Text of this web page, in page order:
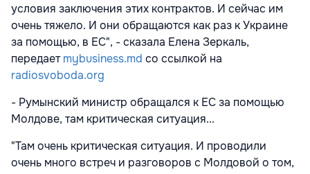
условия заключения этих контрактов. И сейчас им
очень тяжело. И они обращаются как раз к Украине
за помощью, в ЕС", - сказала Елена Зеркаль,
передаетmybusiness.md со ссылкой на
radiosvoboda.org
- Румынский министр обращался к ЕС за помощью
Молдове, там критическая ситуация...
"Там очень критическая ситуация. И проводили
очень много встреч и разговоров с Молдовой о том,